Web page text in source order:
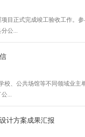
目正式完成竣工验收工作。
公...
、公共场馆等不同领域业
...
计方案成果汇报